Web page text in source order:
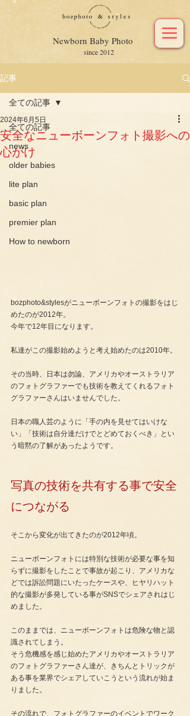
Newborn Baby Photo
since 2012
記事
全ての記事
news
older babies
lite plan
basic plan
premier plan
How to newborn
全ての記事
安全なニューボーンフォト撮影への
心がけ
2024年6月5日
bozphoto&stylesがニューボーンフォトの撮影をはじ
めたのが2012年。
今年で12年目になります。
私達がこの撮影始めようと考え始めたのは2010年。
その当時、日本は勿論、アメリカやオーストラリア
のフォトグラファーでも技術を教えてくれるフォト
グラファーさんはいませんでした。
日本の職人芸のように「手の内を見せてはいけな
い」「技術は自分達だけでとどめておくべき」とい
う暗黙の了解があったようです。
写真の技術を共有する事で安全
につながる
そこから変化が出てきたのが2012年頃。
ニューボーンフォトには特別な技術が必要な事を知
らずに撮影をしたことで事故が起こり、アメリカな
どでは訴訟問題にいたったケースや、ヒヤリハット
的な撮影が多発している事がSNSでシェアされはじ
めました。
このままでは、ニューボーンフォトは危険な物と認
識されてしまう。
そう危機感を感じ始めたアメリカやオーストラリア
のフォトグラファーさん達が、きちんとトリックが
ある事を業界でシェアしていこうという流れが始ま
りました。
その流れで、フォトグラファーのイベントでワーク